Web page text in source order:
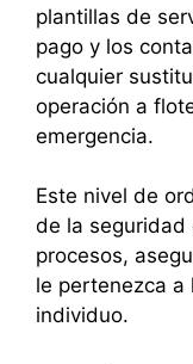
plantillas de
pago y los
cualquier
operación a
emergencia.
Este nivel de
de la seguridad
procesos,
le pertenezca a
individuo.